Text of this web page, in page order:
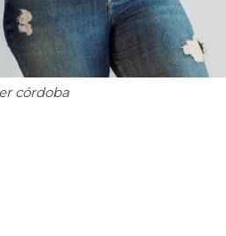
córdoba